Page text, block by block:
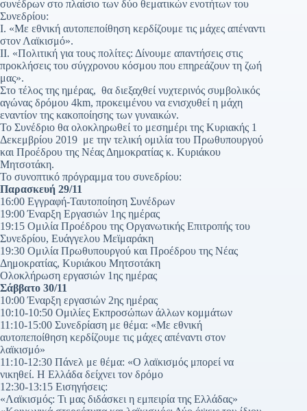
συνέδρων στο πλαίσιο των δύο θεματικών ενοτήτων του
Συνεδρίου:
Ι. «Με εθνική αυτοπεποίθηση κερδίζουμε τις μάχες απέναντι
στον Λαϊκισμό».
ΙΙ. «Πολιτική για τους πολίτες: Δίνουμε απαντήσεις στις
προκλήσεις του σύγχρονου κόσμου που επηρεάζουν τη ζωή
μας».
Στο τέλος της ημέρας, θα διεξαχθεί νυχτερινός συμβολικός
αγώνας δρόμου 4km, προκειμένου να ενισχυθεί η μάχη
εναντίον της κακοποίησης των γυναικών.
Το Συνέδριο θα ολοκληρωθεί το μεσημέρι της Κυριακής 1
Δεκεμβρίου 2019 με την τελική ομιλία του Πρωθυπουργού
και Προέδρου της Νέας Δημοκρατίας κ. Κυριάκου
Μητσοτάκη.
Το συνοπτικό πρόγραμμα του συνεδρίου:
Παρασκευή 29/11
16:00 Εγγραφή-Ταυτοποίηση Συνέδρων
19:00 Έναρξη Εργασιών 1ης ημέρας
19:15 Ομιλία Προέδρου της Οργανωτικής Επιτροπής του
Συνεδρίου, Ευάγγελου Μεϊμαράκη
19:30 Ομιλία Πρωθυπουργού και Προέδρου της Νέας
Δημοκρατίας, Κυριάκου Μητσοτάκη
Ολοκλήρωση εργασιών 1ης ημέρας
Σάββατο 30/11
10:00 Έναρξη εργασιών 2ης ημέρας
10:10-10:50 Ομιλίες Εκπροσώπων άλλων κομμάτων
11:10-15:00 Συνεδρίαση με θέμα: «Με εθνική
αυτοπεποίθηση κερδίζουμε τις μάχες απέναντι στον
λαϊκισμό»
11:10-12:30 Πάνελ με θέμα: «Ο λαϊκισμός μπορεί να
νικηθεί. Η Ελλάδα δείχνει τον δρόμο
12:30-13:15 Εισηγήσεις:
«Λαϊκισμός: Τι μας διδάσκει η εμπειρία της Ελλάδας»